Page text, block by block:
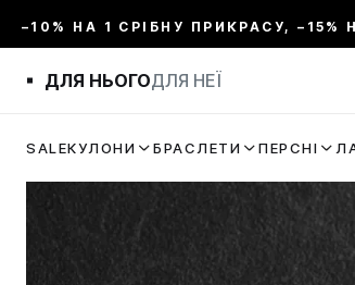
–10% НА 1 СРІБНУ ПРИКРАСУ,
ДЛЯ НЬОГОДЛЯ НЕЇ
SALEКУЛОНИ БРАСЛЕТИ ПЕРСНІ